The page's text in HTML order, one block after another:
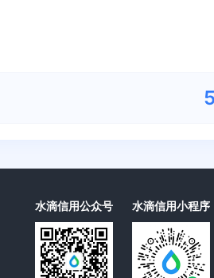
水滴信用公众号 水滴信用小程序